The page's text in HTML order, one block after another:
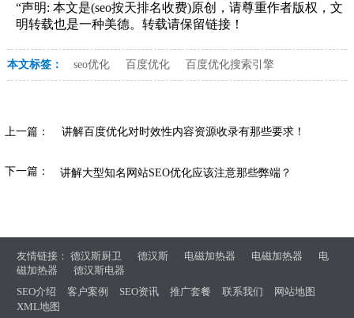
“声明: 本文是(seo按天排名收费)原创，请尊重作者版权，文
明转载也是一种美德。转载请保留链接！
本文标签： seo优化 百度优化 百度优化搜索引擎
上一篇： 讲解百度优化对时效性内容资源收录有那些要求！
下一篇： 讲解大型知名网站SEO优化应该注意那些弊端？
友情链接：德汉斯厨卫 德汉斯 电磁加热器 电磁加热器
电
磁加热器
德汉斯电器
SEO介绍
客户案例 SEO资讯 推广套餐 联系我们
网站地图
XML地图